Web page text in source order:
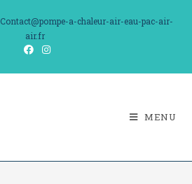
Contact@pompe-a-chaleur-air-eau-pac-air-
air.fr
MENU